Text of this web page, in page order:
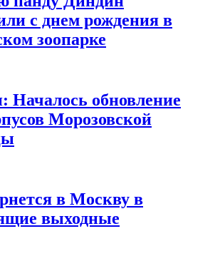
с днем рождения в
зоопарке
Началось обновление
Морозовской
в Москву в
выходные